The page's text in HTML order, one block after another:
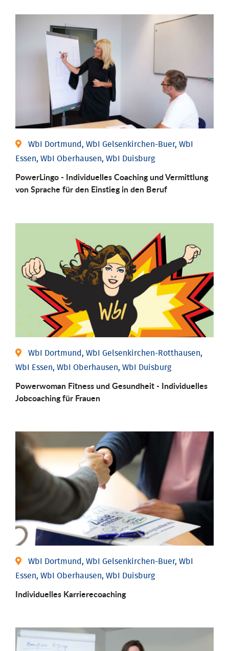
WbI Dortmund, WbI Gelsenkirchen-Buer, WbI
Essen, WbI Oberhausen, WbI Duisburg
PowerLingo - Individuelles Coaching und Vermittlung
von Sprache für den Einstieg in den Beruf
WbI Dortmund, WbI Gelsenkirchen-Rotthausen,
WbI Essen, WbI Oberhausen, WbI Duisburg
Powerwoman Fitness und Gesund­heit - Individu­elles
Job­coaching für Frauen
WbI Dortmund, WbI Gelsenkirchen-Buer, WbI
Essen, WbI Oberhausen, WbI Duisburg
Individu­elles Karrierecoaching